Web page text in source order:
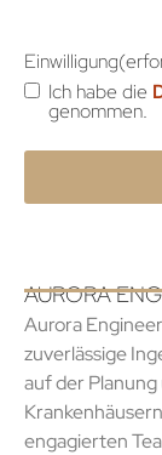
Einwilligung
Ich habe die
genommen.
AURORA
Aurora
zuverlässige
auf der
engagierten